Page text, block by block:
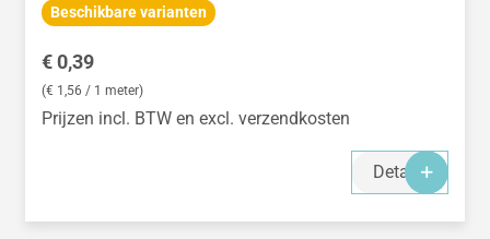
Beschikbare varianten
Normale prijs:
€ 0,39
(€ 1,56 / 1 meter)
Prijzen incl. BTW en excl. verzendkosten
Details